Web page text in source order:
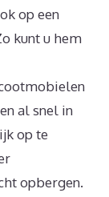
op een
kunt u hem
al snel in
op te
opbergen.